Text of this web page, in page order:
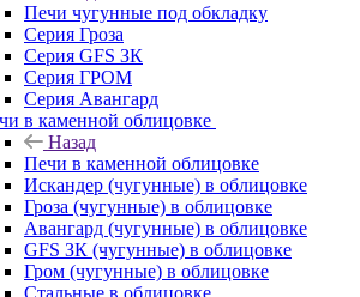
Печи чугунные под обкладку
Серия Гроза
Серия GFS ЗК
Серия ГРОМ
Серия Авангард
в каменной облицовке
Назад
Печи в каменной облицовке
Искандер (чугунные) в облицовке
Гроза (чугунные) в облицовке
Авангард (чугунные) в облицовке
GFS ЗК (чугунные) в облицовке
Гром (чугунные) в облицовке
Стальные в облицовке